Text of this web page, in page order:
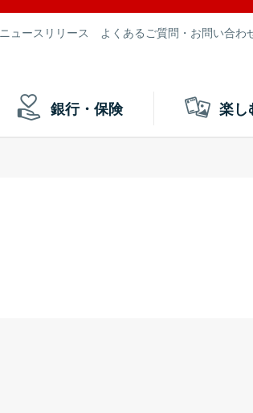
ニュースリリース よくあるご質問・お問い合わ
銀行・保険 楽し